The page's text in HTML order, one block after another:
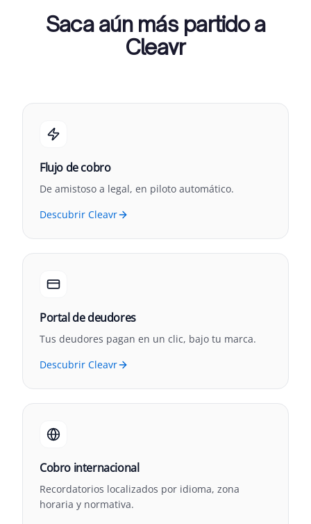
Saca aún más partido a
Cleavr
Flujo de cobro
De amistoso a legal, en piloto automático.
Descubrir Cleavr
Portal de deudores
Tus deudores pagan en un clic, bajo tu marca.
Descubrir Cleavr
Cobro internacional
Recordatorios localizados por idioma, zona
horaria y normativa.